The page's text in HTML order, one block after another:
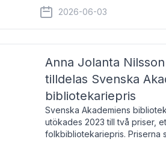
Espen Stueland. Prisbeloppet
mottagare
2026-06-03
Anna Jolanta
tilldelas Svenska
bibliotekariepris
Svenska Akademiens
utökades 2023 till två priser,
folkbibliotekariepris. Priserna